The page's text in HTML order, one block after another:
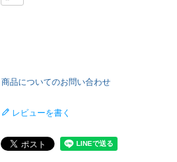
商品についてのお問い合わせ
レビューを書く